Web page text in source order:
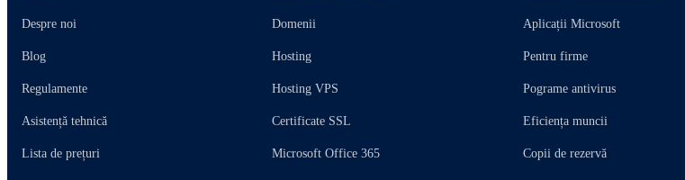
Despre noi
Blog
Regulamente
Asistență tehnică
Lista de prețuri
Domenii
Hosting
Hosting VPS
Certificate SSL
Microsoft Office 365
Aplicații Microsoft
Pentru firme
Pograme antivirus
Eficiența muncii
Copii de rezervă